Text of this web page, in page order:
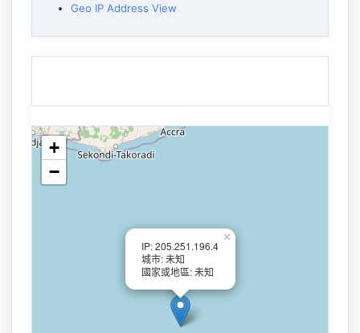
Geo IP Address View
IP: 205.251.196.4
城市: 未知
國家或地區: 未知
×
+
−